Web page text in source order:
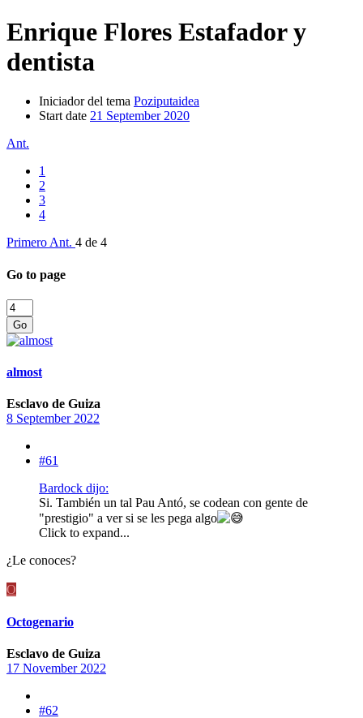
Enrique Flores Estafador y
dentista
Iniciador del tema Poziputaidea
Start date 21 September 2020
Ant.
1
2
3
4
Primero Ant. 4 de 4
Go to page
Go
almost
Esclavo de Guiza
8 September 2022
#61
Bardock dijo:
Si. También un tal Pau Antó, se codean con gente de
"prestigio" a ver si se les pega algo
Click to expand...
¿Le conoces?
O
Octogenario
Esclavo de Guiza
17 November 2022
#62